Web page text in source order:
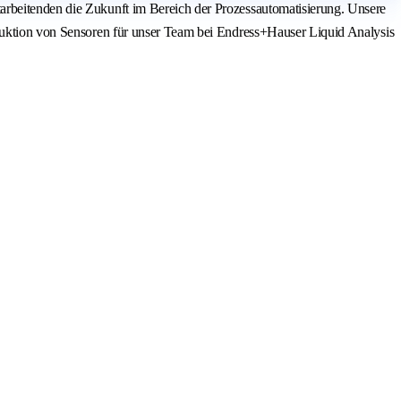
die Zukunft im Bereich der Prozessautomatisierung. Unsere
von Sensoren für unser Team bei Endress+Hauser Liquid Analysis